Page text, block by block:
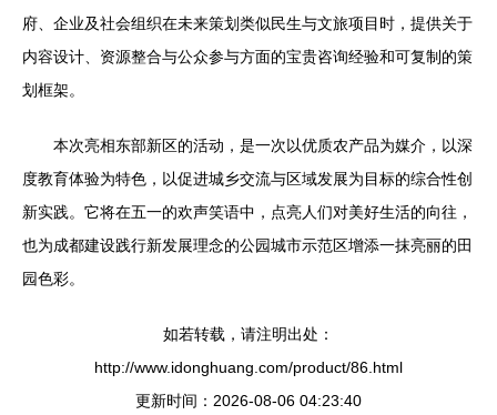
府、企业及社会组织在未来策划类似民生与文旅项目时，提供关于
内容设计、资源整合与公众参与方面的宝贵咨询经验和可复制的策
划框架。
本次亮相东部新区的活动，是一次以优质农产品为媒介，以深
度教育体验为特色，以促进城乡交流与区域发展为目标的综合性创
新实践。它将在五一的欢声笑语中，点亮人们对美好生活的向往，
也为成都建设践行新发展理念的公园城市示范区增添一抹亮丽的田
园色彩。
如若转载，请注明出处：
http://www.idonghuang.com/product/86.html
更新时间：2026-08-06 04:23:40